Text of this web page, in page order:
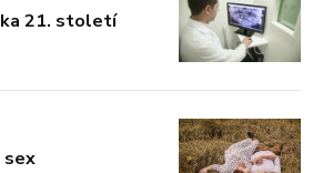
21. století
sex